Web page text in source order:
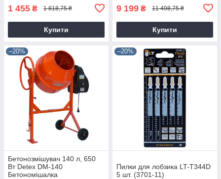
1 455 ₴ 1 818,75 ₴
Купити
9 199 ₴ 11 498,75 ₴
Купити
–20%
Бетонозмішувач 140 л, 650
Вт Detex DM-140
Бетономішалка
–20%
Пилки для лобзика LT-T344D
5 шт. (3701-11)